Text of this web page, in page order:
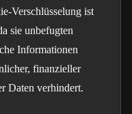
Verschlüsselung ist
sie unbefugten
Informationen
finanzieller
Daten verhindert.